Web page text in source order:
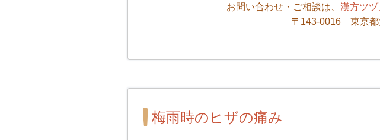
お問い合わせ・ご相談は、 漢方ツ
〒143-0016 東京都
梅雨時のヒザの痛み